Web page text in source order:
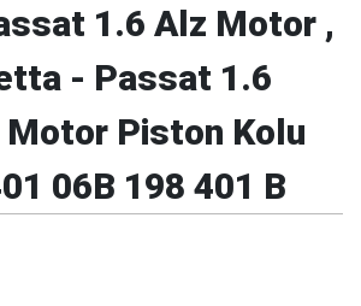
1.6 Alz Motor ,
- Passat 1.6
Motor Piston Kolu
06B 198 401 B